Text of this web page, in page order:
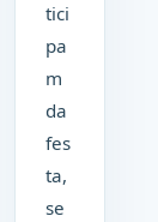
tici
pa
m
da
fes
ta,
se